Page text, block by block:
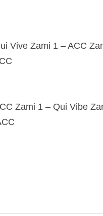
Vive Zami 1 – ACC